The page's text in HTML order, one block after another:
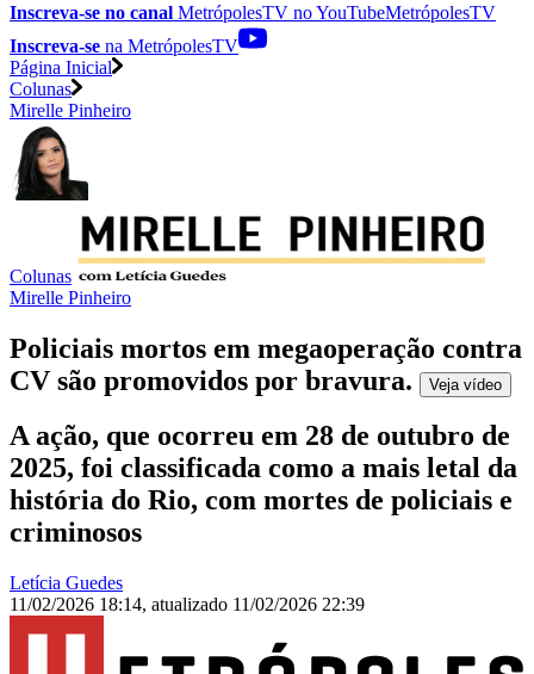
Inscreva-se no canal MetrópolesTV noYouTubeMetrópolesTV
Inscreva-se na MetrópolesTV
Página Inicial
Colunas
Mirelle Pinheiro
Colunas
Mirelle Pinheiro
Policiais mortos em megaoperação contra
CV são promovidos por bravura. Veja vídeo
A ação, que ocorreu em 28 de outubro de
2025, foi classificada como a mais letal da
história do Rio, com mortes de policiais e
criminosos
Letícia Guedes
11/02/2026 18:14, atualizado 11/02/2026 22:39